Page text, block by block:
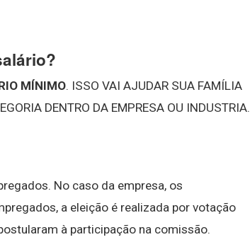
MÍNIMO. ISSO VAI AJUDAR SUA FAMÍLIA
DENTRO DA EMPRESA OU INDUSTRIA.
No caso da empresa, os
a eleição é realizada por votação
à participação na comissão.